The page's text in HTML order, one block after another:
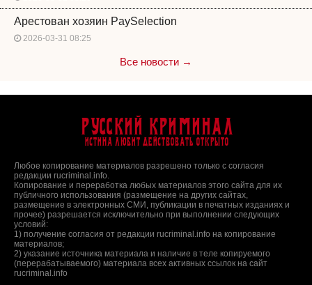
Арестован хозяин PaySelection
2026-03-31 08:25
Все новости →
Русский Криминал
Истина любит действовать открыто
Любое копирование материалов разрешено только с согласия
редакции rucriminal.info.
Копирование и переработка любых материалов этого сайта для их
публичного использования (размещение на других сайтах,
размещение в электронных СМИ, публикации в печатных изданиях и
прочее) разрешается исключительно при выполнении следующих
условий:
1) получение согласия от редакции rucriminal.info на копирование
материалов;
2) указание источника материала и наличие в теле копируемого
(перерабатываемого) материала всех активных ссылок на сайт
rucriminal.info